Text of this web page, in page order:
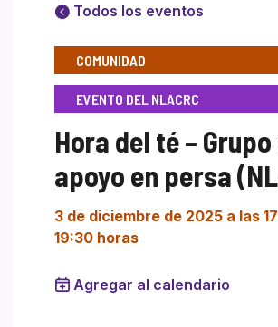
Todos los eventos
COMUNIDAD
EVENTO DEL NLACRC
Hora del té – Grupo
apoyo en persa
3 de diciembre de 2025 a las
19:30 horas
Agregar al calendario